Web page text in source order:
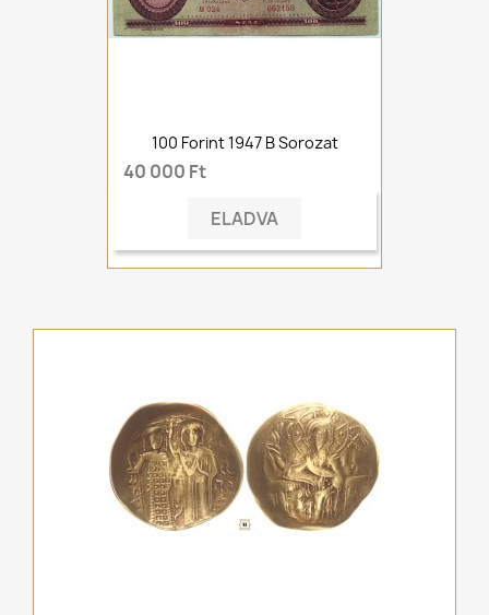
100 Forint 1947 B Sorozat
40 000 Ft
ELADVA